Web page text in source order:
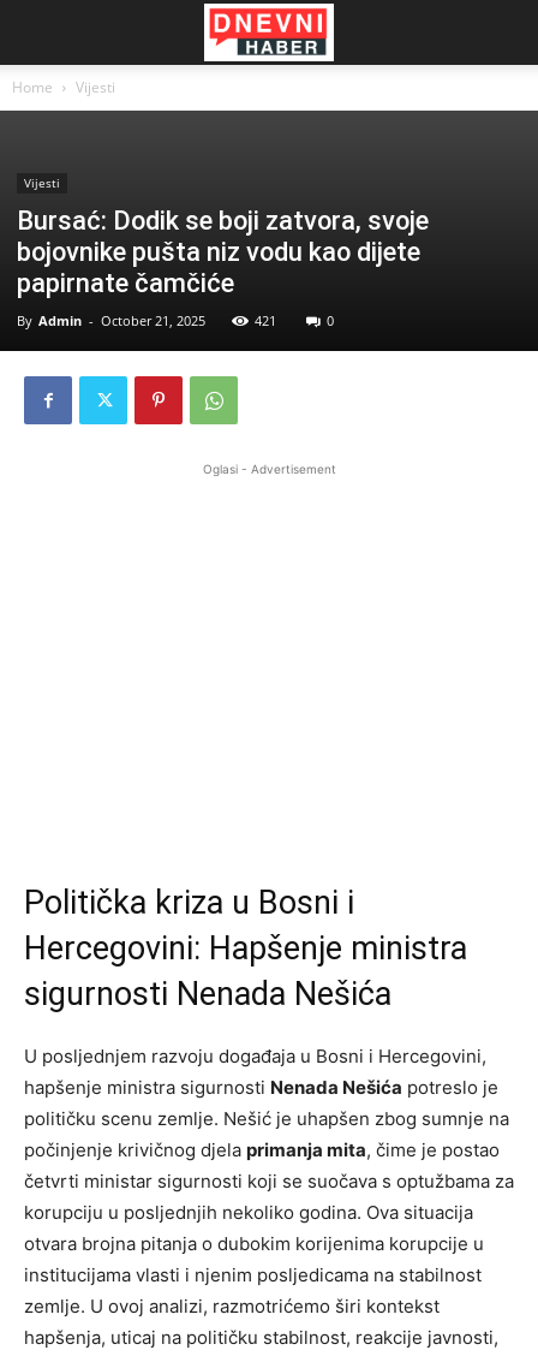
Home Vijesti
Vijesti
Bursać: Dodik se boji zatvora, svoje
bojovnike pušta niz vodu kao dijete
papirnate čamčiće
By Admin - October 21, 2025 421 0
Oglasi - Advertisement
Politička kriza u Bosni i
Hercegovini: Hapšenje ministra
sigurnosti Nenada Nešića
U posljednjem razvoju događaja u Bosni i Hercegovini,
hapšenje ministra sigurnosti Nenada Nešića potreslo je
političku scenu zemlje. Nešić je uhapšen zbog sumnje na
počinjenje krivičnog djela primanja mita, čime je postao
četvrti ministar sigurnosti koji se suočava s optužbama za
korupciju u posljednjih nekoliko godina. Ova situacija
otvara brojna pitanja o dubokim korijenima korupcije u
institucijama vlasti i njenim posljedicama na stabilnost
zemlje. U ovoj analizi, razmotrićemo širi kontekst
hapšenja, uticaj na političku stabilnost, reakcije javnosti,